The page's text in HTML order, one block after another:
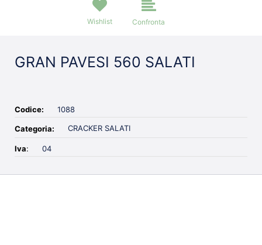
Wishlist Confronta
GRAN PAVESI 560 SALATI
Codice: 1088
Categoria: CRACKER SALATI
Iva: 04